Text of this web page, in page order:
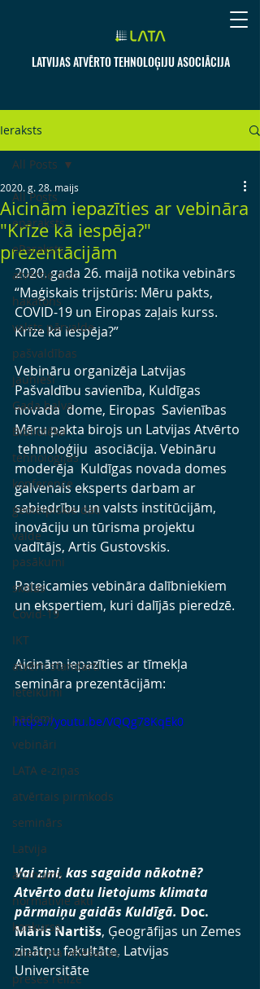
LATVIJAS ATVĒRTO TEHNOLOĢIJU ASOCIĀCIJA
Ieraksts
All Posts
eparaksts
eParaksts
atvērtie dati
hakatons
valsts pārvalde
pašvaldības
jaunieši
Gada balva
Bibliotēka
tehnoloģijas
konference
ģeotelpiskie dati
valde
pasākumi
skolas
Covid-19
IKT
atvērti standarti
ieteikumi
padomi
vebināri
LATA e-ziņas
atvērtais pirmkods
seminārs
Latvija
atzinums
normatīvie akti
konkurss
interneta vēlēšanas
preses relīze
All Posts
Aicinām iepazīties ar vebināra
"Krīze kā iespēja?"
prezentācijām
2020. g. 28. maijs
2020. gada 26. maijā notika vebinārs
“Maģiskais trijstūris: Mēru pakts,
COVID-19 un Eiropas zaļais kurss.
Krīze kā iespēja?”
Vebināru organizēja Latvijas
Pašvaldību savienība, Kuldīgas
novada  dome, Eiropas  Savienības
Mēru pakta birojs un Latvijas Atvērto
tehnoloģiju  asociācija. Vebināru
moderēja Kuldīgas novada domes
galvenais eksperts darbam ar
sabiedrību un valsts institūcijām,
inovāciju un tūrisma projektu
vadītājs, Artis Gustovskis.
Pateicamies vebināra dalībniekiem
un ekspertiem, kuri dalījās pieredzē.
Aicinām iepazīties ar tīmekļa
semināra prezentācijām:
https://youtu.be/VQQg78KqEk0
Vai zini, kas sagaida nākotnē?
Atvērto datu lietojums klimata
pārmaiņu gaidās Kuldīgā. Doc.
Māris Nartišs, Ģeogrāfijas un Zemes
zinātņu fakultāte, Latvijas
Universitāte